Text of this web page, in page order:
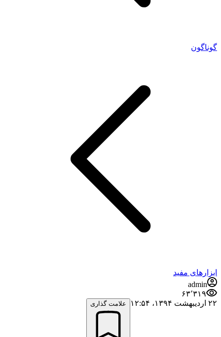
گوناگون
ابزارهای مفید
admin
۶۳٬۳۱۹
۲۲ اردیبهشت ۱۳۹۴،‏ ۱۲:۵۴
علامت گذاری